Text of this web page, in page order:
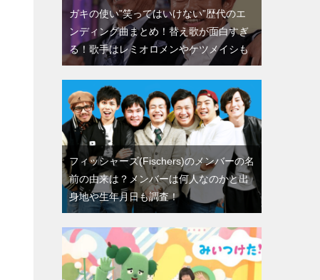
ガキの使い”笑ってはいけない”歴代のエ
ンディング曲まとめ！替え歌が面白すぎ
る！歌手はレミオロメンやケツメイシも
フィッシャーズ(Fischers)のメンバーの名
前の由来は？メンバーは何人なのかと出
身地や生年月日も調査！